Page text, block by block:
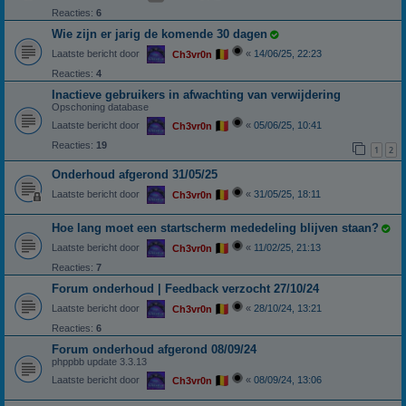
Reacties: 6
Wie zijn er jarig de komende 30 dagen
Laatste bericht door Ch3vr0n « 14/06/25, 22:23
Reacties: 4
Inactieve gebruikers in afwachting van verwijdering
Opschoning database
Laatste bericht door
Ch3vr0n « 05/06/25, 10:41
Reacties: 19 1 2
Onderhoud afgerond 31/05/25
Laatste bericht door Ch3vr0n « 31/05/25, 18:11
Hoe lang moet een startscherm mededeling blijven staan?
Laatste bericht door Ch3vr0n « 11/02/25, 21:13
Reacties: 7
Forum onderhoud | Feedback verzocht 27/10/24
Laatste bericht door Ch3vr0n « 28/10/24, 13:21
Reacties: 6
Forum onderhoud afgerond 08/09/24
phppbb update 3.3.13
Laatste bericht door
Ch3vr0n « 08/09/24, 13:06